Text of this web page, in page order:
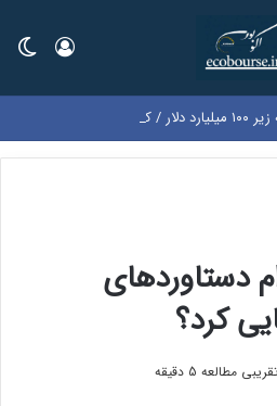
ورود
دستاوردهای
کرد؟
مطالعه 5 دقیقه